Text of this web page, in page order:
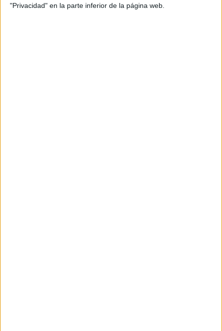
"Privacidad" en la parte inferior de la página web.